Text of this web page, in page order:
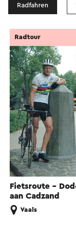
Radfahren
Fietsroute -
aan Cadzand
Radtour
Vaals